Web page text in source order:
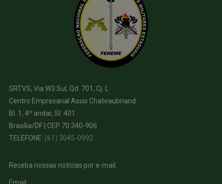
SRTVS, Via W3 Sul, Qd. 701, Cj. L
Centro Empresarial Assis Chateaubriand
Bl. 1, 4º andar, Sl. 401
Brasília/DF | CEP 70.340-906
TELEFONE: (61) 3045-0992
Receba nossas notícias por e-mail: